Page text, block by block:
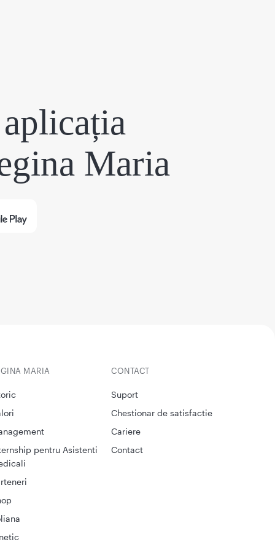
Maria
CONTACT
Suport
Chestionar de satisfactie
Cariere
Contact
MARIA
pentru Asistenti